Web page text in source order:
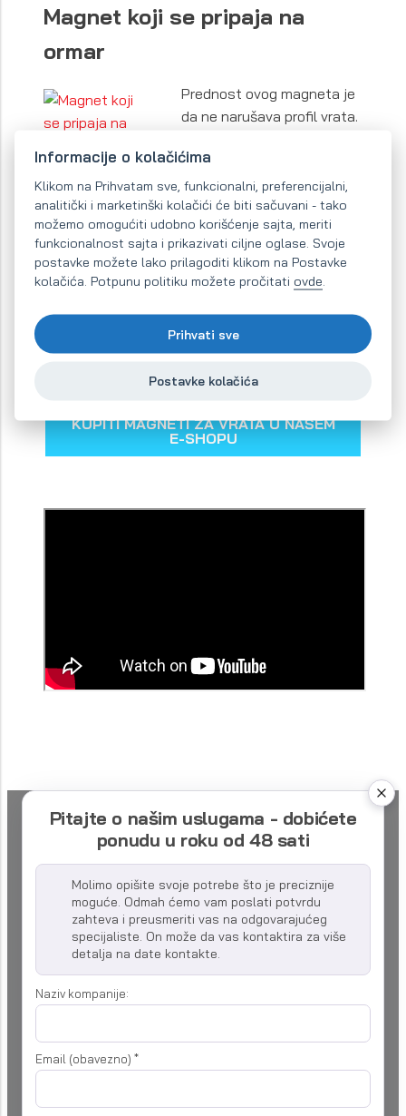
Magnet koji se pripaja na
ormar
Prednost ovog magneta je
da ne narušava profil vrata.
se usađuju direktno u drvo.
Oba dela moraju da budu tačno okrenuti jedan
prema drugom.
Otvor za magnet mora da ima prečnik 15 mm i
dubinu 5 mm.
On-line prodaja magneta
U našem e-shopu ćete sigurno odabrati
KUPITI MAGNETI ZA VRATA U NAŠEM
E-SHOPU
Pitajte o našim uslugama - dobićete
ponudu u roku od 48 sati
Molimo opišite svoje potrebe što je preciznije
moguće. Odmah ćemo vam poslati potvrdu
zahteva i preusmeriti vas na odgovarajućeg
specijaliste. On može da vas kontaktira za više
detalja na date kontakte.
Naziv kompanije:
Email (obavezno) *
Informacije o kolačićima
Klikom na Prihvatam sve, funkcionalni, preferencijalni,
analitički i marketinški kolačići će biti sačuvani - tako
možemo omogućiti udobno korišćenje sajta, meriti
funkcionalnost sajta i prikazivati ciljne oglase. Svoje
postavke možete lako prilagoditi klikom na Postavke
kolačića. Potpunu politiku možete pročitati ovde.
Prihvati sve
Postavke kolačića